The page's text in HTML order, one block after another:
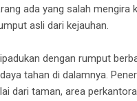
ada yang salah mengira
asli dari kejauhan.
dengan rumput
tahan di dalamnya.
dari taman, area